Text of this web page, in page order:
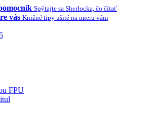
Spýtajte sa Sherlocka, čo čítať
vás Knižné tipy ušité na mieru vám
FPU